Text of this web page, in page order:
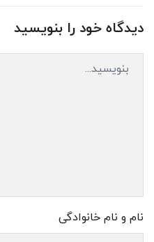
دیدگاه خود را بنویسید
نام و نام خانوادگی